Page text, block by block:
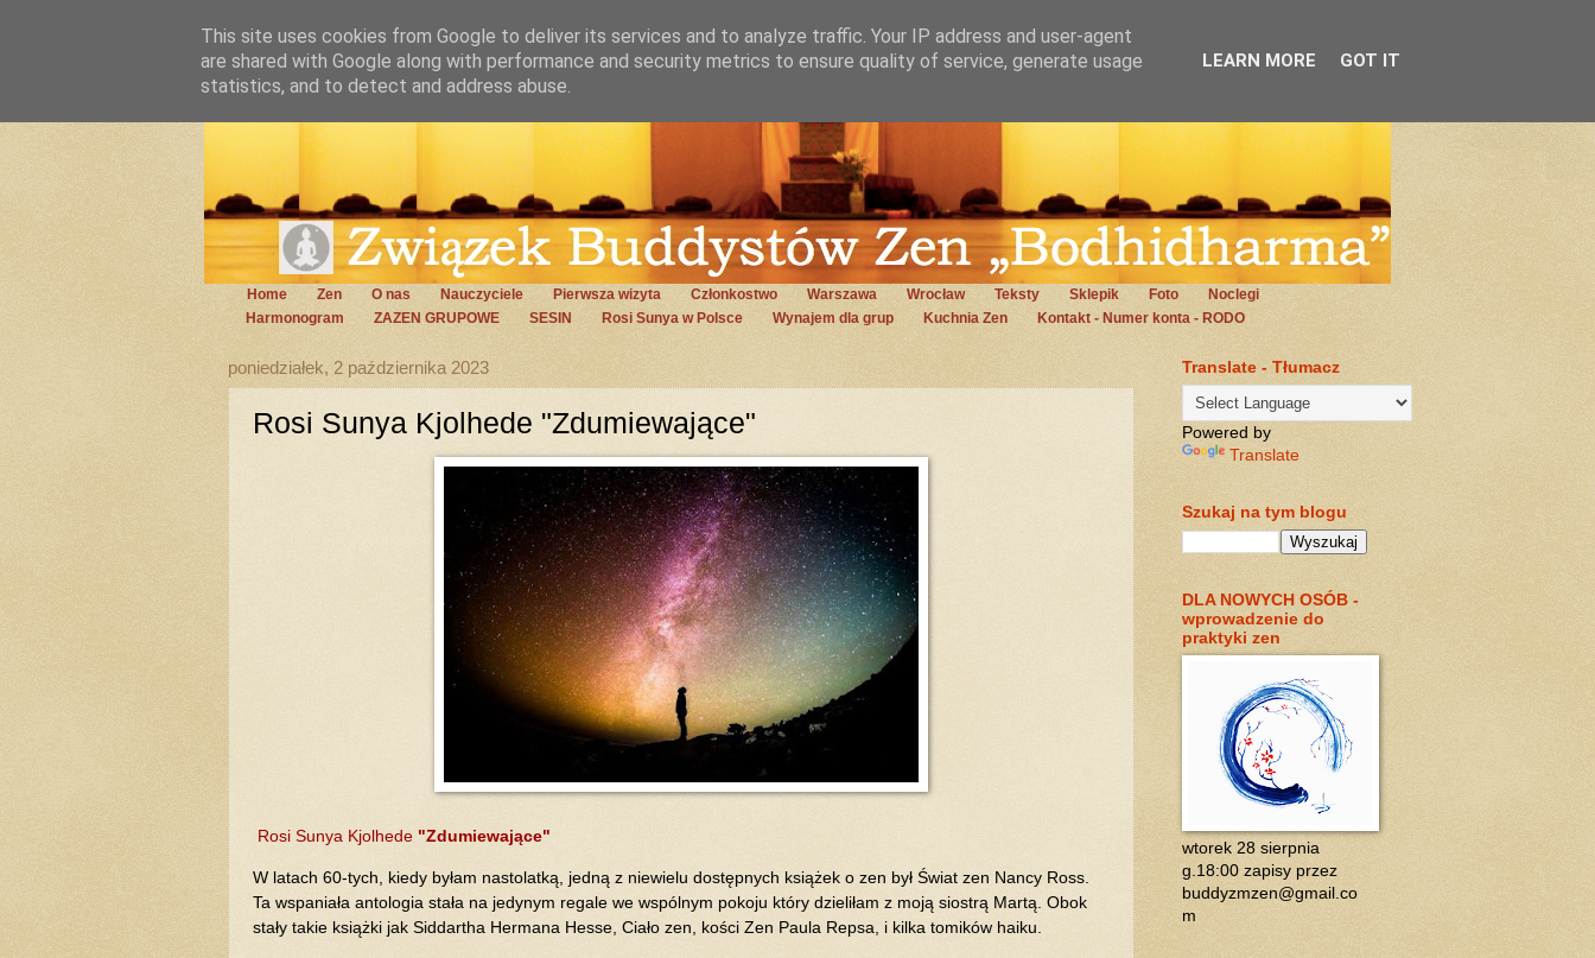
Home Zen O nas Nauczyciele Pierwsza wizyta Członkostwo Warszawa Wrocław Teksty Sklepik Foto
Noclegi
Harmonogram
ZAZEN GRUPOWE SESIN Rosi Sunya w Polsce Wynajem dla grup Kuchnia Zen Kontakt - Numer konta - RODO
poniedziałek, 2 października 2023
Rosi Sunya Kjolhede "Zdumiewające"
Rosi Sunya Kjolhede "Zdumiewające"
W latach 60-tych, kiedy byłam nastolatką, jedną z niewielu dostępnych książek o zen był Świat zen Nancy Ross.
Ta wspaniała antologia stała na jedynym regale we wspólnym pokoju który dzieliłam z moją siostrą Martą. Obok
stały takie książki jak Siddartha Hermana Hesse, Ciało zen, kości Zen Paula Repsa, i kilka tomików haiku.
Translate - Tłumacz
Powered by
Translate
Szukaj na tym blogu
DLA NOWYCH OSÓB -
wprowadzenie do
praktyki zen
wtorek 28 sierpnia
g.18:00 zapisy przez
buddyzmzen@gmail.co
m
This site uses cookies from Google to deliver its services and to analyze traffic. Your IP address and user-agent
are shared with Google along with performance and security metrics to ensure quality of service, generate usage
statistics, and to detect and address abuse.
LEARN MORE GOT IT